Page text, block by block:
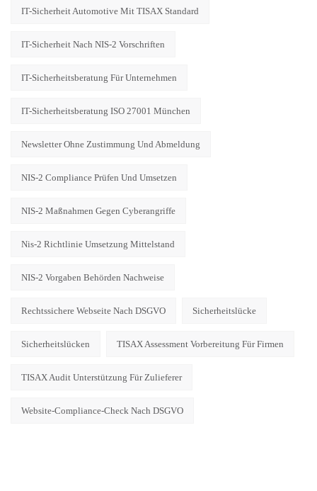
IT-Sicherheit Automotive Mit TISAX Standard
IT-Sicherheit Nach NIS-2 Vorschriften
IT-Sicherheitsberatung Für Unternehmen
IT-Sicherheitsberatung ISO 27001 München
Newsletter Ohne Zustimmung Und Abmeldung
NIS-2 Compliance Prüfen Und Umsetzen
NIS-2 Maßnahmen Gegen Cyberangriffe
Nis-2 Richtlinie Umsetzung Mittelstand
NIS-2 Vorgaben Behörden Nachweise
Rechtssichere Webseite Nach DSGVO Sicherheitslücke
Sicherheitslücken TISAX Assessment Vorbereitung Für Firmen
TISAX Audit Unterstützung Für Zulieferer
Website-Compliance-Check Nach DSGVO